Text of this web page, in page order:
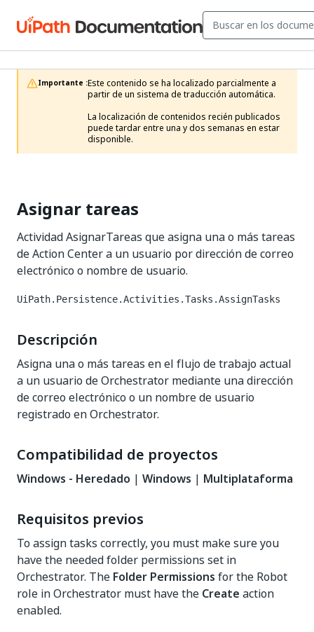
Importante :Este contenido se ha localizado parcialmente a
partir de un sistema de traducción automática.
La localización de contenidos recién publicados
puede tardar entre una y dos semanas en estar
disponible.
Asignar tareas
Actividad AsignarTareas que asigna una o más tareas
de Action Center a un usuario por dirección de correo
electrónico o nombre de usuario.
UiPath.Persistence.Activities.Tasks.AssignTasks
Descripción
Asigna una o más tareas en el flujo de trabajo actual
a un usuario de Orchestrator mediante una dirección
de correo electrónico o un nombre de usuario
registrado en Orchestrator.
Compatibilidad de proyectos
Windows - Heredado | Windows | Multiplataforma
Requisitos previos
To assign tasks correctly, you must make sure you
have the needed folder permissions set in
Orchestrator. The Folder Permissions for the Robot
role in Orchestrator must have the Create action
enabled.